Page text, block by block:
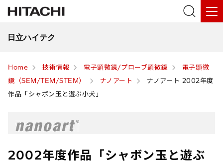
日立ハイテク
Home 技術情報 電子顕微鏡/プローブ顕微鏡
電子顕微
鏡（SEM/TEM/STEM）
ナノアート
ナノアート 2002年度
作品「シャボン玉と遊ぶ小犬」
2002年度作品「シャボン玉と遊ぶ